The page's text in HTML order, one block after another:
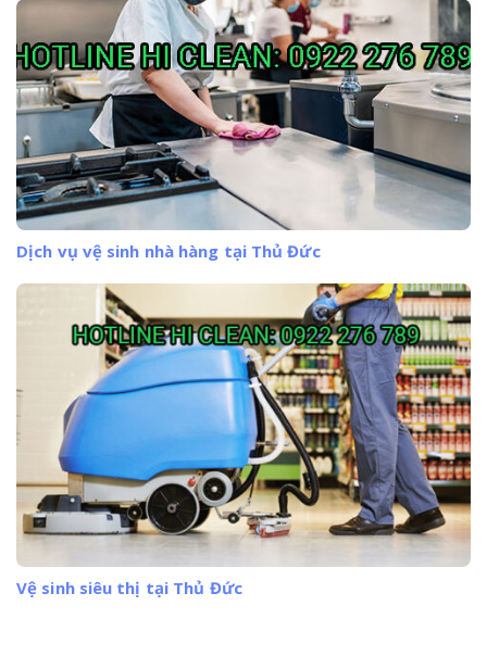
Dịch vụ vệ sinh nhà hàng tại Thủ Đức
Vệ sinh siêu thị tại Thủ Đức